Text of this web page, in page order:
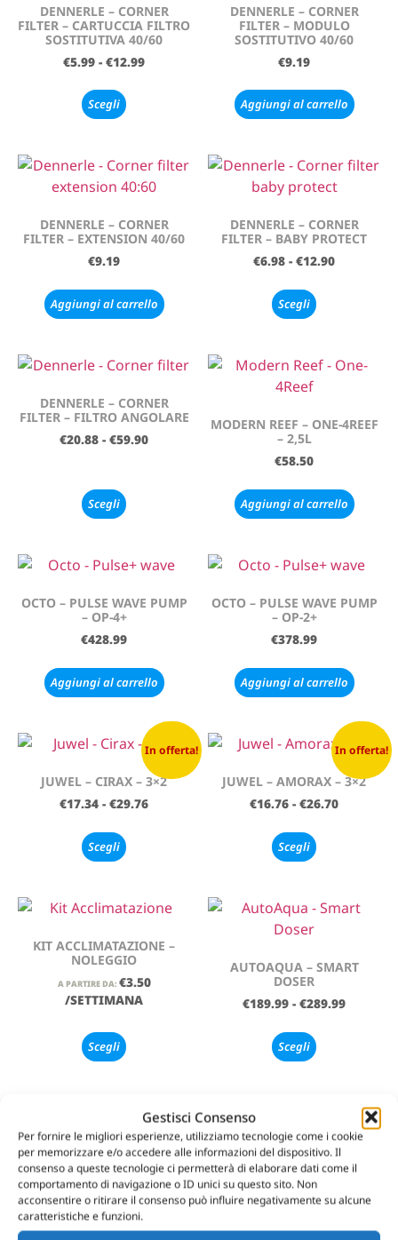
Gestisci Consenso
Per fornire le migliori esperienze, utilizziamo tecnologie come i cookie
per memorizzare e/o accedere alle informazioni del dispositivo. Il
consenso a queste tecnologie ci permetterà di elaborare dati come il
comportamento di navigazione o ID unici su questo sito. Non
acconsentire o ritirare il consenso può influire negativamente su alcune
caratteristiche e funzioni.
DENNERLE – CORNER
FILTER – CARTUCCIA FILTRO
SOSTITUTIVA 40/60
€5.99 - €12.99
Scegli
DENNERLE – CORNER
FILTER – MODULO
SOSTITUTIVO 40/60
€9.19
Aggiungi al carrello
DENNERLE – CORNER
FILTER – EXTENSION 40/60
€9.19
Aggiungi al carrello
DENNERLE – CORNER
FILTER – BABY PROTECT
€6.98 - €12.90
Scegli
DENNERLE – CORNER
FILTER – FILTRO ANGOLARE
€20.88 - €59.90
Scegli
MODERN REEF – ONE-4REEF
– 2,5L
€58.50
Aggiungi al carrello
OCTO – PULSE WAVE PUMP
– OP-4+
€428.99
Aggiungi al carrello
OCTO – PULSE WAVE PUMP
– OP-2+
€378.99
Aggiungi al carrello
In offerta!
JUWEL – CIRAX – 3×2
€17.34 - €29.76
Scegli
In offerta!
JUWEL – AMORAX – 3×2
€16.76 - €26.70
Scegli
KIT ACCLIMATAZIONE –
NOLEGGIO
A PARTIRE DA: €3.50
/SETTIMANA
Scegli
AUTOAQUA – SMART
DOSER
€189.99 - €289.99
Scegli
HIKARI – MEDAKA NO-MAI
BREED – 40GR
€6.14
HIKARI – MEDAKA NO-MAI
NEXT – 40GR
€6.14